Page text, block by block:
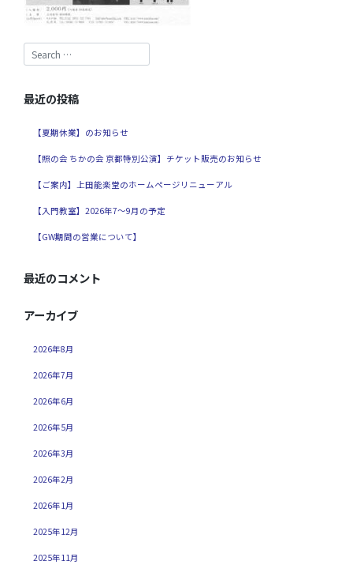
最近の投稿
【夏期休業】のお知らせ
【照の会 ちかの会 京都特別公演】チケット販売のお知らせ
【ご案内】上田能楽堂のホームページリニューアル
【入門教室】2026年7～9月の予定
【GW期間の営業について】
最近のコメント
アーカイブ
2026年8月
2026年7月
2026年6月
2026年5月
2026年3月
2026年2月
2026年1月
2025年12月
2025年11月